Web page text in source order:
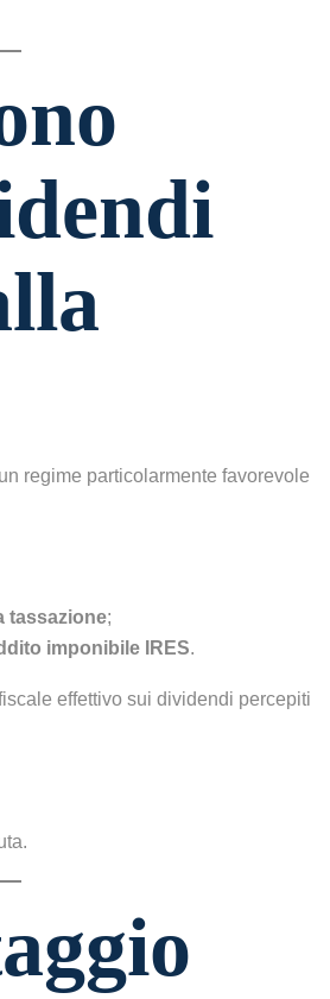
regime particolarmente favorevole
tassazione;
imponibile IRES.
effettivo sui dividendi percepiti